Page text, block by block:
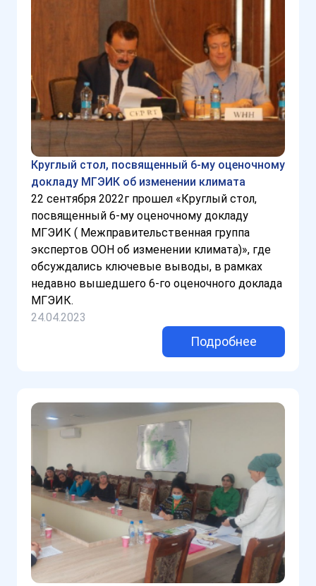
Круглый стол, посвященный 6-му оценочному
докладу МГЭИК об изменении климата
22 сентября 2022г прошел «Круглый стол,
посвященный 6-му оценочному докладу
МГЭИК ( Межправительственная группа
экспертов ООН об изменении климата)», где
обсуждались ключевые выводы, в рамках
недавно вышедшего 6-го оценочного доклада
МГЭИК.
24.04.2023
Подробнее